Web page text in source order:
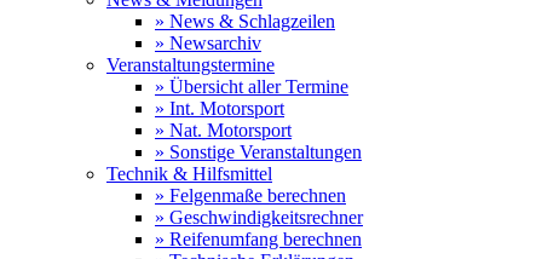
» News & Schlagzeilen
» Newsarchiv
Veranstaltungstermine
» Übersicht aller Termine
» Int. Motorsport
» Nat. Motorsport
» Sonstige Veranstaltungen
Technik & Hilfsmittel
» Felgenmaße berechnen
» Geschwindigkeitsrechner
» Reifenumfang berechnen